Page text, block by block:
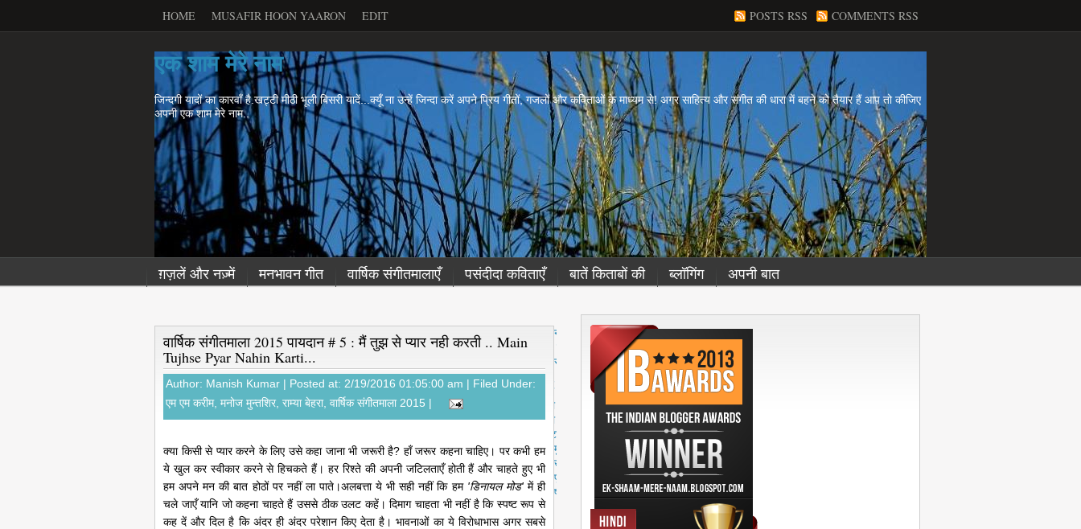
HOME MUSAFIR HOON YAARON EDIT POSTS RSS COMMENTS RSS
एक शाम मेरे नाम
जिन्दगी यादों का कारवाँ है.खट्टी मीठी भूली बिसरी यादें...क्यूँ ना उन्हें जिन्दा करें अपने प्रिय गीतों, गजलों और कविताओं के माध्यम से! अगर साहित्य और संगीत की धारा में बहने को तैयार हैं आप तो कीजिए
अपनी एक शाम मेरे नाम..
ग़ज़लें और नज़्में मनभावन गीत वार्षिक संगीतमालाएँ पसंदीदा कविताएँ बातें किताबों की ब्लॉगिंग अपनी बात
वार्षिक संगीतमाला 2015 पायदान # 5 : मैं तुझ से प्यार नही करती .. Main
Tujhse Pyar Nahin Karti...
Author: Manish Kumar | Posted at: 2/19/2016 01:05:00 am | Filed Under:
एम एम करीम, मनोज मुन्तशिर, राम्या बेहरा, वार्षिक संगीतमाला 2015 |
क्या किसी से प्यार करने के लिए उसे कहा जाना भी जरूरी है? हाँ जरूर कहना चाहिए। पर कभी हम
ये खुल कर स्वीकार करने से हिचकते हैं। हर रिश्ते की अपनी जटिलताएँ होती हैं और चाहते हुए भी
हम अपने मन की बात होठों पर नहीं ला पाते।अलबत्ता ये भी सही नहीं कि हम 'डिनायल मोड'में ही
चले जाएँ यानि जो कहना चाहते हैं उससे ठीक उलट कहें। दिमाग चाहता भी नहीं है कि स्पष्ट रूप से
कह दें और दिल है कि अंदर ही अंदर परेशान किए देता है। भावनाओं का ये विरोधाभास अगर सबसे
नई
स्ट
नी
पो
स्ट
मु
ख्य
पृ
ष्ठ